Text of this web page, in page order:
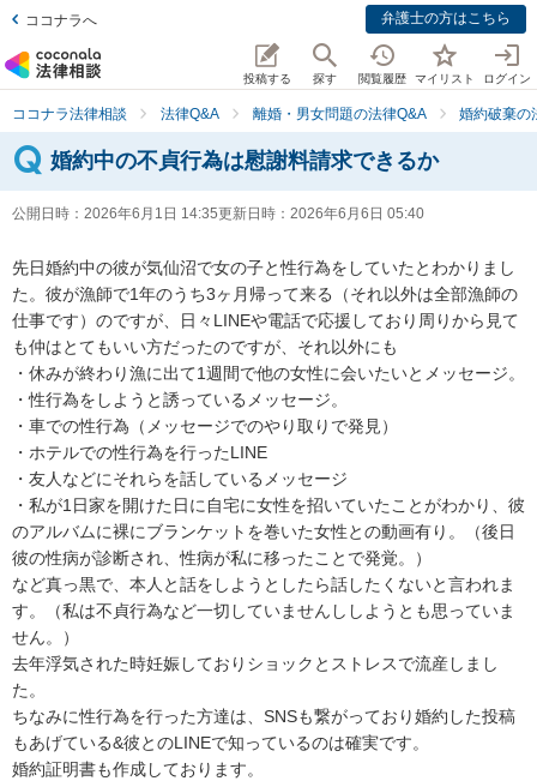
ココナラへ 弁護士の方はこちら
投稿する 探す 閲覧履歴 マイリスト ログイン
ココナラ法律相談 法律Q&A 離婚・男女問題の法律Q&A 婚約破棄の
婚約中の不貞行為は慰謝料請求できるか
公開日時： 2026年6月1日 14:35更新日時： 2026年6月6日 05:40
先日婚約中の彼が気仙沼で女の子と性行為をしていたとわかりまし
た。彼が漁師で1年のうち3ヶ月帰って来る（それ以外は全部漁師の
仕事です）のですが、日々LINEや電話で応援しており周りから見て
も仲はとてもいい方だったのですが、それ以外にも
・休みが終わり漁に出て1週間で他の女性に会いたいとメッセージ。
・性行為をしようと誘っているメッセージ。
・車での性行為（メッセージでのやり取りで発見）
・ホテルでの性行為を行ったLINE
・友人などにそれらを話しているメッセージ
・私が1日家を開けた日に自宅に女性を招いていたことがわかり、彼
のアルバムに裸にブランケットを巻いた女性との動画有り。（後日
彼の性病が診断され、性病が私に移ったことで発覚。）
など真っ黒で、本人と話をしようとしたら話したくないと言われま
す。（私は不貞行為など一切していませんししようとも思っていま
せん。）
去年浮気された時妊娠しておりショックとストレスで流産しまし
た。
ちなみに性行為を行った方達は、SNSも繋がっており婚約した投稿
もあげている&彼とのLINEで知っているのは確実です。
婚約証明書も作成しております。